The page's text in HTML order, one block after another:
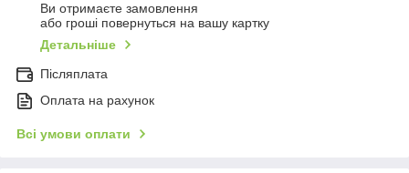
Ви отримаєте замовлення
або гроші повернуться на вашу картку
Детальніше
Післяплата
Оплата на рахунок
Всі умови оплати